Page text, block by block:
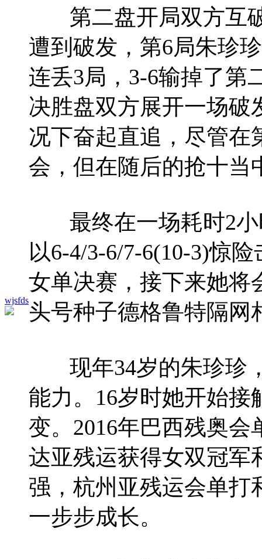
wjsfds
第二盘开局双方互
遭到破发，第6局朱珍
连丢3局，3-6输掉了第
决胜盘双方展开一场破
况下奋起直追，尽管在
会，但在随后的抢十当
最终在一场耗时2小
以6-4/3-6/7-6(10-3)惊
女单决赛，接下来她将
头号种子德格鲁特隔网
现年34岁的朱珍珍
能力。16岁时她开始
变。2016年巴西残奥会
达亚残运获得女双冠军
强，杭州亚残运会单
一步步成长。